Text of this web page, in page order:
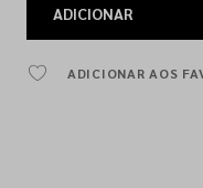
ADICIONAR
ADICIONAR AOS